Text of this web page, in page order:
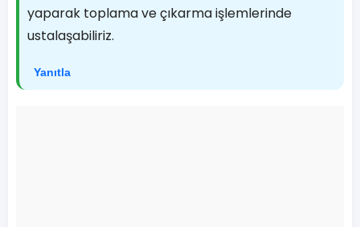
yaparak toplama ve çıkarma işlemlerinde
ustalaşabiliriz.
Yanıtla